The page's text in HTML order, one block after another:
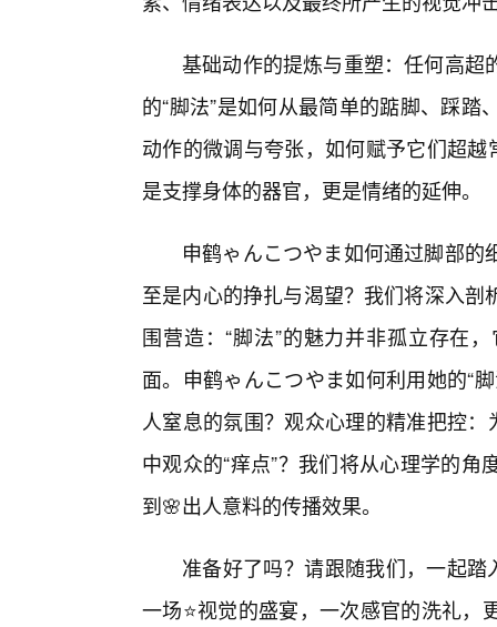
基础动作的提炼与重塑：任何高超
的“脚法”是如何从最简单的踮脚、踩
动作的微调与夸张，如何赋予它们超
是支撑身体的器官，更是情绪的延伸。
申鹤ゃんこつやま如何通过脚部
至是内心的挣扎与渴望？我们将深入
围营造：“脚法”的魅力并非孤立存在
面。申鹤ゃんこつやま如何利用她的“
人窒息的氛围？观众心理的精准把控
中观众的“痒点”？我们将从心理学的
到🌸出人意料的传播效果。
准备好了吗？请跟随我们，一起踏
一场⭐视觉的盛宴，一次感官的洗礼